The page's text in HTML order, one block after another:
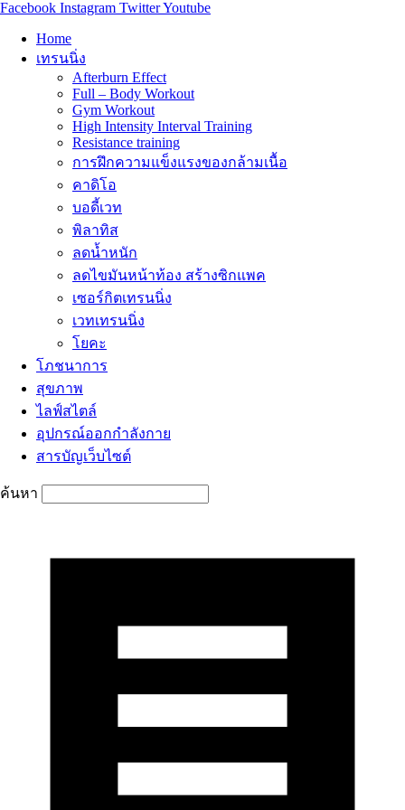
Facebook Instagram TwitterYoutube
Home
เทรนนิ่ง
Afterburn Effect
Full – Body Workout
Gym Workout
High Intensity Interval Training
Resistance training
การฝึกความแข็งแรงของกล้ามเนื้อ
คาดิโอ
บอดี้เวท
พิลาทิส
ลดน้ำหนัก
ลดไขมันหน้าท้อง สร้างซิกแพค
เซอร์กิตเทรนนิ่ง
เวทเทรนนิ่ง
โยคะ
โภชนาการ
สุขภาพ
ไลฟ์สไตล์
อุปกรณ์ออกกำลังกาย
สารบัญเว็บไซต์
ค้นหา